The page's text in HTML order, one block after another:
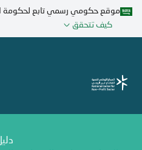
تجاوز
المحتوى
موقع حكومي رسمي تابع لحكومة
كيف تتحقق